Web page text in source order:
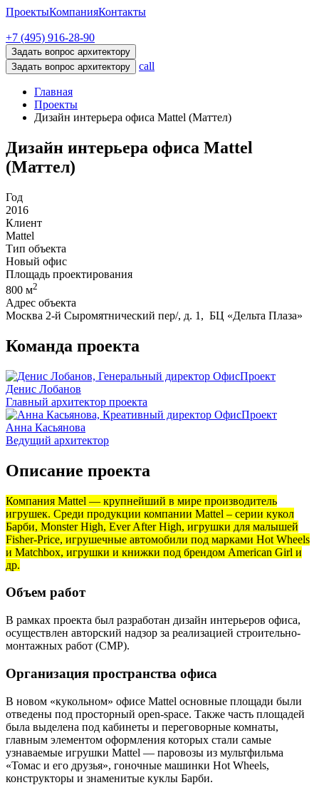
ПроектыКомпанияКонтакты
+7 (495) 916-28-90
Задать вопрос архитектору
Задать вопрос архитектору
call
Главная
Проекты
Дизайн интерьера офиса Mattel (Маттел)
Дизайн интерьера офиса Mattel
(Маттел)
Год
2016
Клиент
Mattel
Тип объекта
Новый офис
Площадь проектирования
800 м2
Адрес объекта
Москва 2-й Сыромятнический пер/, д. 1, БЦ «Дельта Плаза»
Команда проекта
Денис Лобанов
Главный архитектор проекта
Анна Касьянова
Ведущий архитектор
Описание проекта
Компания Mattel — крупнейший в мире производитель
игрушек. Среди продукции компании Mattel – серии кукол
Барби, Monster High, Ever After High, игрушки для малышей
Fisher-Price, игрушечные автомобили под марками Hot Wheels
и Matchbox, игрушки и книжки под брендом American Girl и
др.
Объем работ
В рамках проекта был разработан дизайн интерьеров офиса,
осуществлен авторский надзор за реализацией cтроительно-
монтажных работ (СМР).
Организация пространства офиса
В новом «кукольном» офисе Mattel основные площади были
отведены под просторный open-space. Также часть площадей
была выделена под кабинеты и переговорные комнаты,
главным элементом оформления которых стали самые
узнаваемые игрушки Mattel — паровозы из мультфильма
«Томас и его друзья», гоночные машинки Hot Wheels,
конструкторы и знаменитые куклы Барби.